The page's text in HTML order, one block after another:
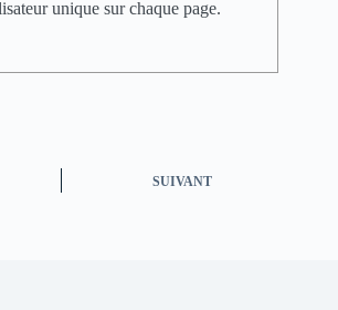
unique sur chaque page.
SUIVANT